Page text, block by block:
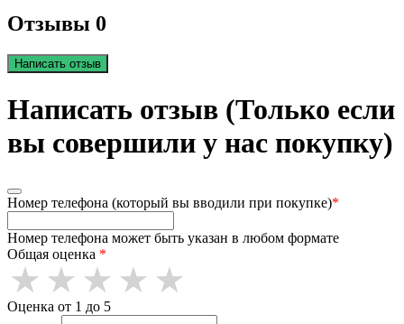
Отзывы 0
Написать отзыв
Написать отзыв (Только если
вы совершили у нас покупку)
Номер телефона (который вы вводили при покупке)*
Номер телефона может быть указан в любом формате
Общая оценка *
Оценка от 1 до 5